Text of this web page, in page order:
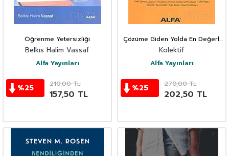
Öğrenme Yetersizliği
Belkıs Halim Vassaf
Alfa Yayınları
%25 210,00TL
157,50 TL
Çözüme Giden Yolda En Değerli
Deneyimler
Kolektif
Alfa Yayınları
%25 270,00TL
202,50 TL